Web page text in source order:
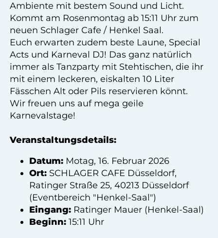
Ambiente mit bestem Sound und Licht.
Kommt am Rosenmontag ab 15:11 Uhr zum
neuen Schlager Cafe / Henkel Saal.
Euch erwarten zudem beste Laune, Special
Acts und Karneval DJ! Das ganz natürlich
immer als Tanzparty mit Stehtischen, die ihr
mit einem leckeren, eiskalten 10 Liter
Fässchen Alt oder Pils reservieren könnt.
Wir freuen uns auf mega geile
Karnevalstage!
Veranstaltungsdetails:
Datum: Motag, 16. Februar 2026
Ort: SCHLAGER CAFE Düsseldorf,
Ratinger Straße 25, 40213 Düsseldorf
(Eventbereich "Henkel-Saal")
Eingang: Ratinger Mauer (Henkel-Saal)
Beginn: 15:11 Uhr